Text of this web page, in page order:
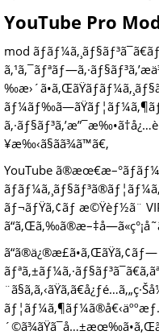
YouTube Pro
mod
¥æ‰‹ã§ãã¾ã™ã€‚
YouTube
ãƒ¬ãƒŸã‚¢ãƒ æ©Ÿèƒ½ã¨ VIP
ã“ã®ä¿®æ­£ã•ã‚ŒãŸã‚¢ãƒ—